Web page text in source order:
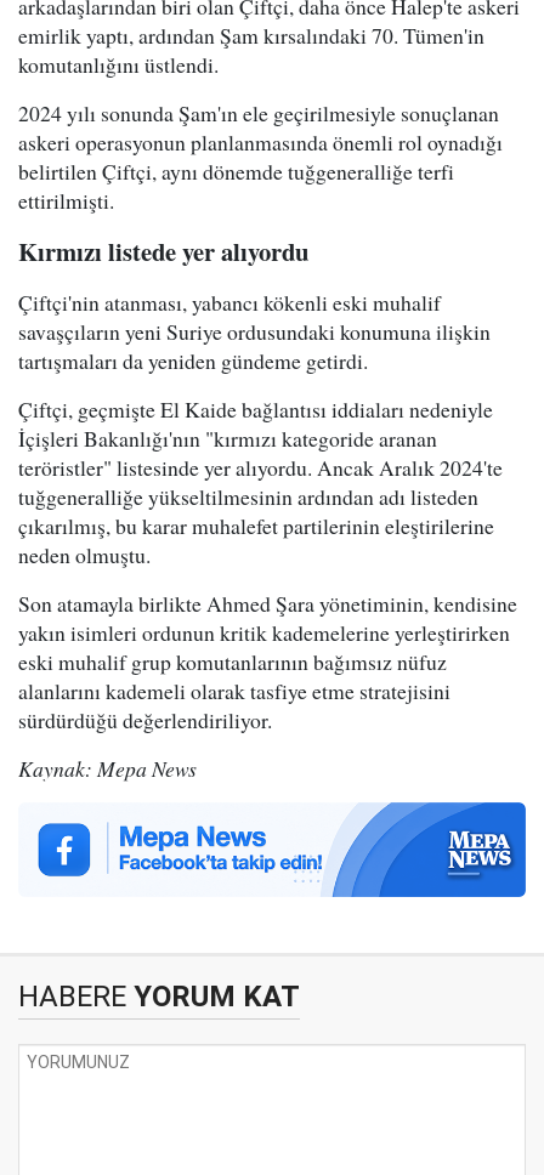
arkadaşlarından biri olan Çiftçi, daha önce Halep'te askeri
emirlik yaptı, ardından Şam kırsalındaki 70. Tümen'in
komutanlığını üstlendi.
2024 yılı sonunda Şam'ın ele geçirilmesiyle sonuçlanan
askeri operasyonun planlanmasında önemli rol oynadığı
belirtilen Çiftçi, aynı dönemde tuğgeneralliğe terfi
ettirilmişti.
Kırmızı listede yer alıyordu
Çiftçi'nin atanması, yabancı kökenli eski muhalif
savaşçıların yeni Suriye ordusundaki konumuna ilişkin
tartışmaları da yeniden gündeme getirdi.
Çiftçi, geçmişte El Kaide bağlantısı iddiaları nedeniyle
İçişleri Bakanlığı'nın "kırmızı kategoride aranan
teröristler" listesinde yer alıyordu. Ancak Aralık 2024'te
tuğgeneralliğe yükseltilmesinin ardından adı listeden
çıkarılmış, bu karar muhalefet partilerinin eleştirilerine
neden olmuştu.
Son atamayla birlikte Ahmed Şara yönetiminin, kendisine
yakın isimleri ordunun kritik kademelerine yerleştirirken
eski muhalif grup komutanlarının bağımsız nüfuz
alanlarını kademeli olarak tasfiye etme stratejisini
sürdürdüğü değerlendiriliyor.
Kaynak: Mepa News
HABERE YORUM KAT